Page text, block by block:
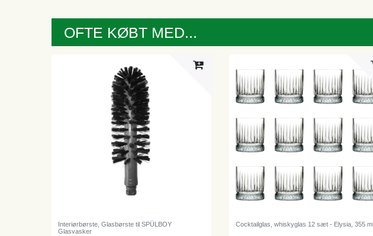
OFTE KØBT MED...
Interiørbørste, Glasbørste til SPÜLBOY
Glasvasker
Cocktailglas, whiskyglas 12 sæt - Elysia, 355 ml